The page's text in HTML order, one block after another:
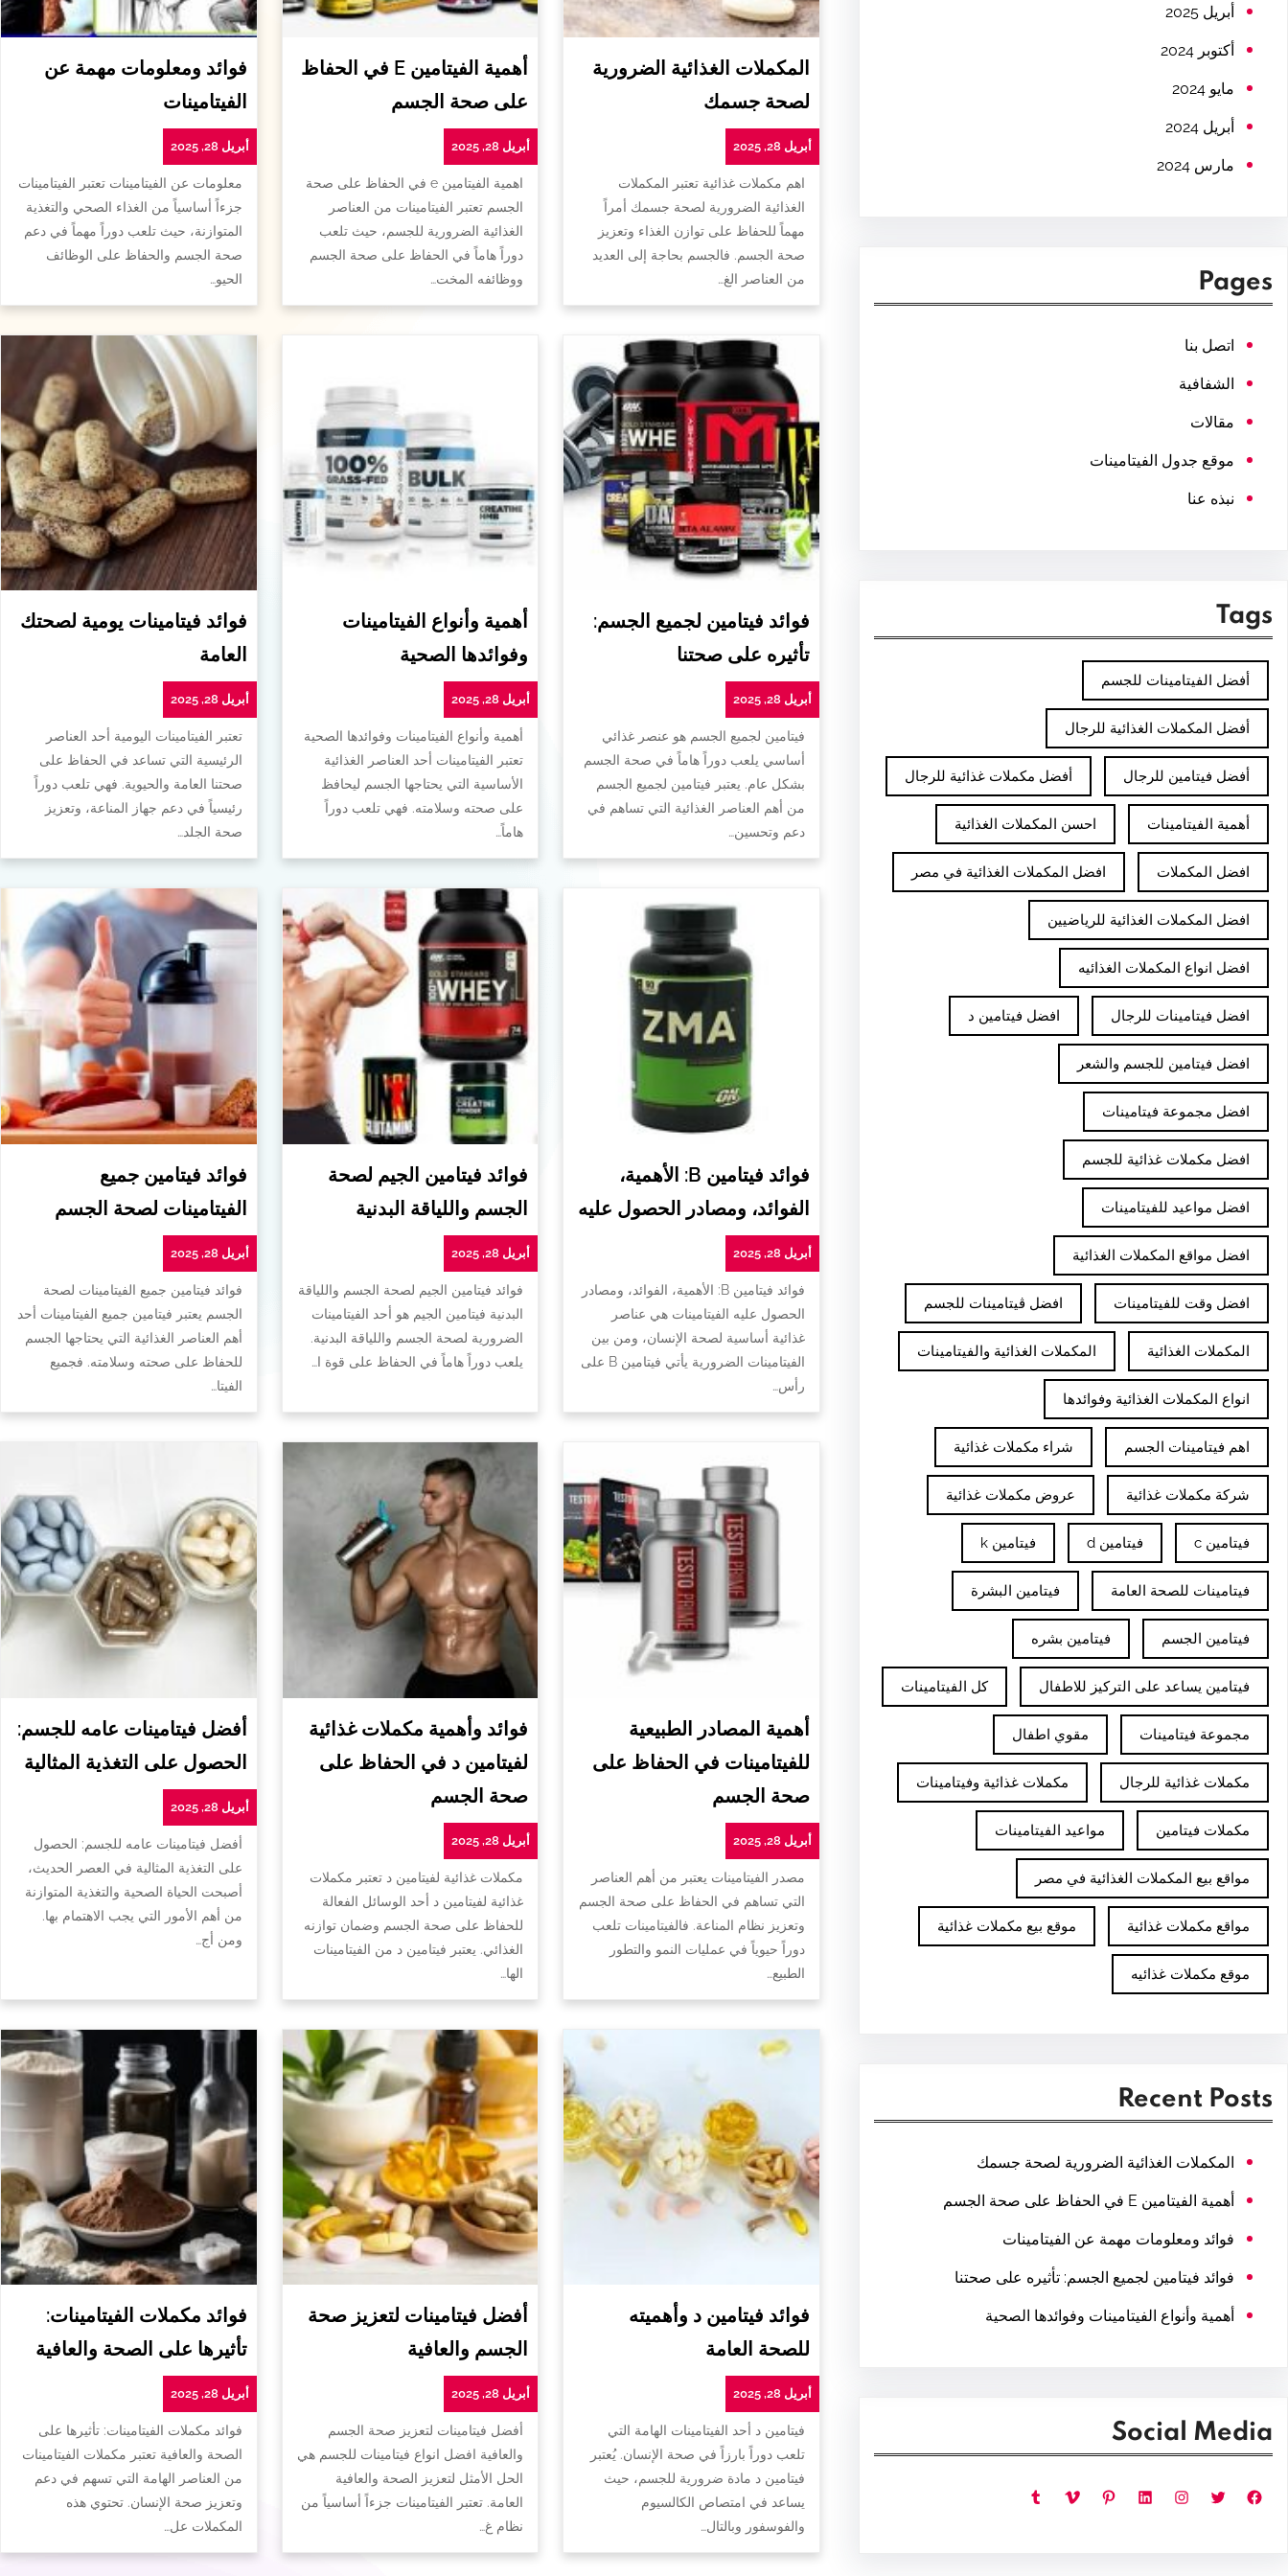
أبريل 2025
أكتوبر 2024
مايو 2024
أبريل 2024
مارس 2024
Pages
اتصل بنا
الشفافية
مقالات
موقع جدول الفيتامينات
نبذه عنا
Tags
أفضل الفيتامينات للجسم
أفضل المكملات الغذائية للرجال
أفضل فيتامين للرجال أفضل مكملات غذائية للرجال
أهمية الفيتامينات احسن المكملات الغذائية
افضل المكملات افضل المكملات الغذائية في مصر
افضل المكملات الغذائية للرياضيين
افضل انواع المكملات الغذائيه
افضل فيتامينات للرجال افضل فيتامين د
افضل فيتامين للجسم والشعر
افضل مجموعة فيتامينات
افضل مكملات غذائية للجسم
افضل مواعيد للفيتامينات
افضل مواقع المكملات الغذائية
افضل وقت للفيتامينات افضل ڤيتامينات للجسم
المكملات الغذائية المكملات الغذائية والفيتامينات
انواع المكملات الغذائية وفوائدها
اهم فيتامينات الجسم شراء مكملات غذائية
شركة مكملات غذائية عروض مكملات غذائية
فيتامين c فيتامين d فيتامين k
فيتامينات للصحة العامة فيتامين البشرة
فيتامين الجسم فيتامين بشره
فيتامين يساعد على التركيز للاطفال كل الفيتامينات
مجموعة فيتامينات مقوي اطفال
مكملات غذائية للرجال مكملات غذائية وفيتامينات
مكملات فيتامين مواعيد الفيتامينات
مواقع بيع المكملات الغذائية في مصر
مواقع مكملات غذائية موقع بيع مكملات غذائية
موقع مكملات غذائيه
Recent Posts
المكملات الغذائية الضرورية لصحة جسمك
أهمية الفيتامين E في الحفاظ على صحة الجسم
فوائد ومعلومات مهمة عن الفيتامينات
فوائد فيتامين لجميع الجسم: تأثيره على صحتنا
أهمية وأنواع الفيتامينات وفوائدها الصحية
Social Media
فيسبوك تويتر إنستجرام لينكد إن بينتريست فيميو تمبلر
المكملات الغذائية الضرورية
لصحة جسمك
أبريل 28, 2025
اهم مكملات غذائية تعتبر المكملات
الغذائية الضرورية لصحة جسمك أمراً
مهماً للحفاظ على توازن الغذاء وتعزيز
صحة الجسم. فالجسم بحاجة إلى العديد
من العناصر الغ…
أهمية الفيتامين E في الحفاظ
على صحة الجسم
أبريل 28, 2025
اهمية الفيتامين e في الحفاظ على صحة
الجسم تعتبر الفيتامينات من العناصر
الغذائية الضرورية للجسم، حيث تلعب
دوراً هاماً في الحفاظ على صحة الجسم
ووظائفه المخت…
فوائد ومعلومات مهمة عن
الفيتامينات
أبريل 28, 2025
معلومات عن الفيتامينات تعتبر الفيتامينات
جزءاً أساسياً من الغذاء الصحي والتغذية
المتوازنة، حيث تلعب دوراً مهماً في دعم
صحة الجسم والحفاظ على الوظائف
الحيو…
فوائد فيتامين لجميع الجسم:
تأثيره على صحتنا
أبريل 28, 2025
فيتامين لجميع الجسم هو عنصر غذائي
أساسي يلعب دوراً هاماً في صحة الجسم
بشكل عام. يعتبر فيتامين لجميع الجسم
من أهم العناصر الغذائية التي تساهم في
دعم وتحسين…
أهمية وأنواع الفيتامينات
وفوائدها الصحية
أبريل 28, 2025
أهمية وأنواع الفيتامينات وفوائدها الصحية
تعتبر الفيتامينات أحد العناصر الغذائية
الأساسية التي يحتاجها الجسم ليحافظ
على صحته وسلامته. فهي تلعب دوراً
هاماً…
فوائد فيتامينات يومية لصحتك
العامة
أبريل 28, 2025
تعتبر الفيتامينات اليومية أحد العناصر
الرئيسية التي تساعد في الحفاظ على
صحتنا العامة والحيوية. فهي تلعب دوراً
رئيسياً في دعم جهاز المناعة، وتعزيز
صحة الجلد…
فوائد فيتامين B: الأهمية،
الفوائد، ومصادر الحصول عليه
أبريل 28, 2025
فوائد فيتامين B: الأهمية، الفوائد، ومصادر
الحصول عليه الفيتامينات هي عناصر
غذائية أساسية لصحة الإنسان، ومن بين
الفيتامينات الضرورية يأتي فيتامين B على
رأس…
فوائد فيتامين الجيم لصحة
الجسم واللياقة البدنية
أبريل 28, 2025
فوائد فيتامين الجيم لصحة الجسم واللياقة
البدنية فيتامين الجيم هو أحد الفيتامينات
الضرورية لصحة الجسم واللياقة البدنية.
يلعب دوراً هاماً في الحفاظ على قوة ا…
فوائد فيتامين جميع
الفيتامينات لصحة الجسم
أبريل 28, 2025
فوائد فيتامين جميع الفيتامينات لصحة
الجسم يعتبر فيتامين جميع الفيتامينات أحد
أهم العناصر الغذائية التي يحتاجها الجسم
للحفاظ على صحته وسلامته. فجميع
الفيتا…
أهمية المصادر الطبيعية
للفيتامينات في الحفاظ على
صحة الجسم
أبريل 28, 2025
مصدر الفيتامينات يعتبر من أهم العناصر
التي تساهم في الحفاظ على صحة الجسم
وتعزيز نظام المناعة. فالفيتامينات تلعب
دوراً حيوياً في عمليات النمو والتطور
الطبيع…
فوائد وأهمية مكملات غذائية
لفيتامين د في الحفاظ على
صحة الجسم
أبريل 28, 2025
مكملات غذائية لفيتامين د تعتبر مكملات
غذائية لفيتامين د أحد الوسائل الفعالة
للحفاظ على صحة الجسم وضمان توازنه
الغذائي. يعتبر فيتامين د من الفيتامينات
الها…
أفضل فيتامينات عامه للجسم:
الحصول على التغذية المثالية
أبريل 28, 2025
أفضل فيتامينات عامه للجسم: الحصول
على التغذية المثالية في العصر الحديث،
أصبحت الحياة الصحية والتغذية المتوازنة
من أهم الأمور التي يجب الاهتمام بها.
ومن أج…
فوائد فيتامين د وأهميته
للصحة العامة
أبريل 28, 2025
فيتامين د أحد الفيتامينات الهامة التي
تلعب دوراً بارزاً في صحة الإنسان. يُعتبر
فيتامين د مادة ضرورية للجسم، حيث
يساعد في امتصاص الكالسيوم
والفوسفور وبالتال…
أفضل فيتامينات لتعزيز صحة
الجسم والعافية
أبريل 28, 2025
أفضل فيتامينات لتعزيز صحة الجسم
والعافية افضل انواع فيتامينات للجسم هي
الحل الأمثل لتعزيز الصحة والعافية
العامة. تعتبر الفيتامينات جزءاً أساسياً من
نظام غ…
فوائد مكملات الفيتامينات:
تأثيرها على الصحة والعافية
أبريل 28, 2025
فوائد مكملات الفيتامينات: تأثيرها على
الصحة والعافية تعتبر مكملات الفيتامينات
من العناصر الهامة التي تسهم في دعم
وتعزيز صحة الإنسان. تحتوي هذه
المكملات عل…